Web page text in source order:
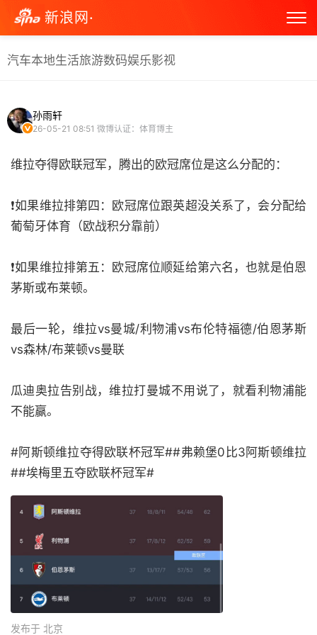
新浪网·
汽车本地生活旅游数码娱乐影视
孙雨轩
26-05-21 08:51 微博认证：体育博主
维拉夺得欧联冠军，腾出的欧冠席位是这么分配的：
❗如果维拉排第四：欧冠席位跟英超没关系了，会分配给
葡萄牙体育（欧战积分靠前）
❗如果维拉排第五：欧冠席位顺延给第六名，也就是伯恩
茅斯或布莱顿。
最后一轮，维拉vs曼城/利物浦vs布伦特福德/伯恩茅斯
vs森林/布莱顿vs曼联
瓜迪奥拉告别战，维拉打曼城不用说了，就看利物浦能
不能赢。
#阿斯顿维拉夺得欧联杯冠军##弗赖堡0比3阿斯顿维拉
##埃梅里五夺欧联杯冠军#
发布于 北京